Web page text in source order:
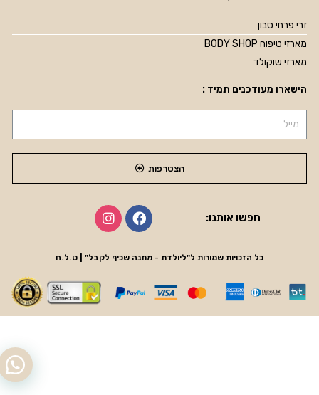
זרי פרחי סבון
מארזי טיפוח BODY SHOP
מארזי שוקולד
הישארו מעודכנים תמיד :
הצטרפות
חפשו אותנו:
כל הזכויות שמורות ל"ליולדת - מתנה שכיף לקבל" | ט.ל.ח